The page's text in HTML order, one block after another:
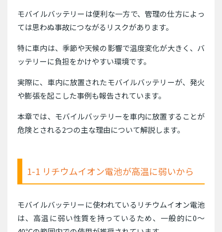
モバイルバッテリーは便利な一方で、管理の仕方によっ
ては思わぬ事故につながるリスクがあります。
特に車内は、季節や天候の影響で温度変化が大きく、バ
ッテリーに負担をかけやすい環境です。
実際に、車内に放置されたモバイルバッテリーが、発火
や膨張を起こした事例も報告されています。
本章では、モバイルバッテリーを車内に放置することが
危険とされる2つの主な理由について解説します。
1-1 リチウムイオン電池が高温に弱いから
モバイルバッテリーに使われているリチウムイオン電池
は、高温に弱い性質を持っているため、一般的に0〜